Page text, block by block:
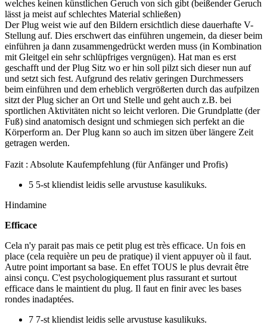
welches keinen künstlichen Geruch von sich gibt (beißender Geruch
lässt ja meist auf schlechtes Material schließen)
Der Plug weist wie auf den Bildern ersichtlich diese dauerhafte V-
Stellung auf. Dies erschwert das einführen ungemein, da dieser beim
einführen ja dann zusammengedrückt werden muss (in Kombination
mit Gleitgel ein sehr schlüpfriges vergnügen). Hat man es erst
geschafft und der Plug Sitz wo er hin soll pilzt sich dieser nun auf
und setzt sich fest. Aufgrund des relativ geringen Durchmessers
beim einführen und dem erheblich vergrößerten durch das aufpilzen
sitzt der Plug sicher an Ort und Stelle und geht auch z.B. bei
sportlichen Aktivitäten nicht so leicht verloren. Die Grundplatte (der
Fuß) sind anatomisch designt und schmiegen sich perfekt an die
Körperform an. Der Plug kann so auch im sitzen über längere Zeit
getragen werden.
Fazit : Absolute Kaufempfehlung (für Anfänger und Profis)
5 5-st kliendist leidis selle arvustuse kasulikuks.
Hindamine
Efficace
Cela n'y parait pas mais ce petit plug est très efficace. Un fois en
place (cela requière un peu de pratique) il vient appuyer où il faut.
Autre point important sa base. En effet TOUS le plus devrait être
ainsi conçu. C'est psychologiquement plus rassurant et surtout
efficace dans le maintient du plug. Il faut en finir avec les bases
rondes inadaptées.
7 7-st kliendist leidis selle arvustuse kasulikuks.